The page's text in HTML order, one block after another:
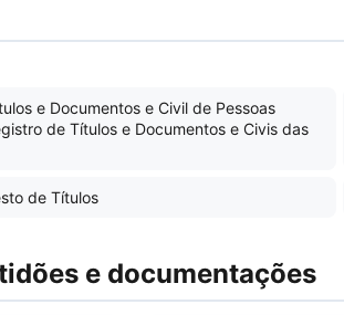
e Documentos e Civil de Pessoas
de Títulos e Documentos e Civis das
de Títulos
e documentações